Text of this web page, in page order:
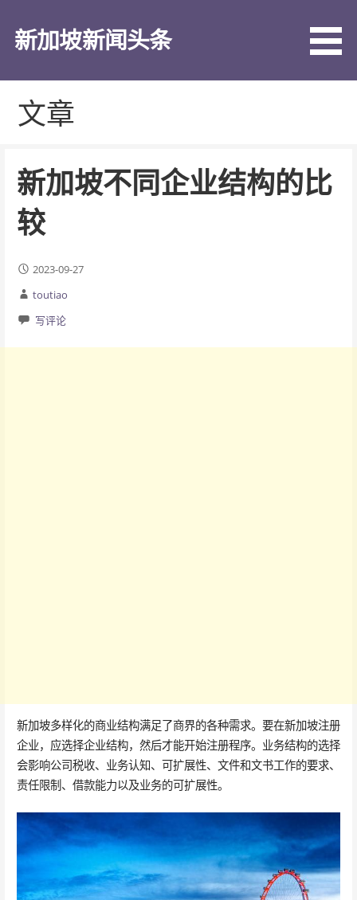
新加坡新闻头条
文章
新加坡不同企业结构的比
较
2023-09-27
toutiao
写评论
新加坡多样化的商业结构满足了商界的各种需求。要在新加坡注册
企业，应选择企业结构，然后才能开始注册程序。业务结构的选择
会影响公司税收、业务认知、可扩展性、文件和文书工作的要求、
责任限制、借款能力以及业务的可扩展性。